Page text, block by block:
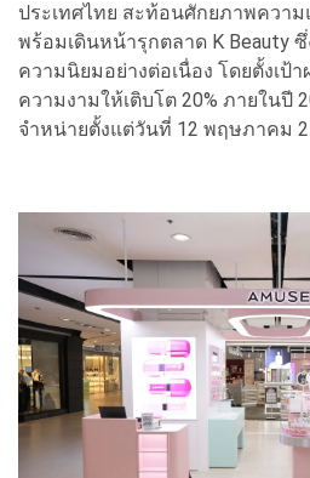
ประเทศไทย สะท้อนศักยภาพควา
พร้อมเดินหน้ารุกตลาด K Beauty
ความนิยมอย่างต่อเนื่อง โดยตั้งเป้
ความงามให้เติบโต 20% ภายในปี
จำหน่ายตั้งแต่วันที่ 12 พฤษภาคม